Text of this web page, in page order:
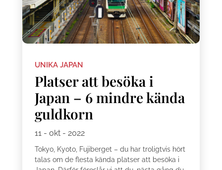
UNIKA JAPAN
Platser att besöka i
Japan – 6 mindre kända
guldkorn
11 - okt - 2022
Tokyo, Kyoto, Fujiberget – du har troligtvis hört
talas om de flesta kända platser att besöka i